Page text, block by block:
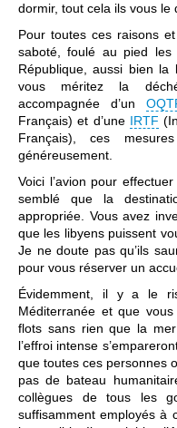
dormir, tout cela ils vous le
Pour toutes ces raisons
saboté, foulé au pied les
République, aussi bien la
vous méritez la
accompagnée d’un
Français) et d’une IRTF
Français), ces
généreusement.
Voici l’avion pour
semblé que la
appropriée. Vous avez
que les libyens puissent
Je ne doute pas qu’ils
pour vous réserver un
Évidemment, il y a le
Méditerranée et que
flots sans rien que la
l’effroi intense
que toutes ces personnes
pas de bateau
collègues de tous les
suffisamment employés à